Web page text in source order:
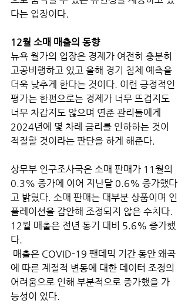
다는 입장이다.
12월 소매 매출의 동향
뉴욕 월가의 입장은 경제가 여전히 충분히
고공비행하고 있고 올해 경기 침체 예측을
더욱 낮추게 한다는 것이다. 이런 긍정적인
평가는 한편으로는 경제가 너무 뜨겁지도
너무 차갑지도 않으며 연준 관리들에게
2024년에 몇 차례 금리를 인하하는 것이
적절할 것이라는 판단을 하게 해준다.
상무부 인구조사국은 소매 판매가 11월의
0.3% 증가에 이어 지난달 0.6% 증가했다
고 밝혔다. 소매 판매는 대부분 상품이며 인
플레이션을 감안해 조정되지 않은 수치다.
12월 매출은 전년 동기 대비 5.6% 증가했
다.
에 따른 계절적 변동에 대한 데이터 조정의
어려움으로 인해 부분적으로 증가했을 가
능성이 있다.